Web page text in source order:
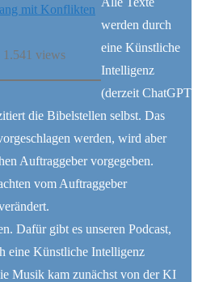
mit Konflikten
1.541 views
werden durch
eine Künstliche
Intelligenz
(derzeit ChatGPT
die Bibelstellen selbst. Das
werden, wird aber
Auftraggeber vorgegeben.
vom Auftraggeber
Dafür gibt es unseren Podcast,
eine Künstliche Intelligenz
Musik kam zunächst von der KI